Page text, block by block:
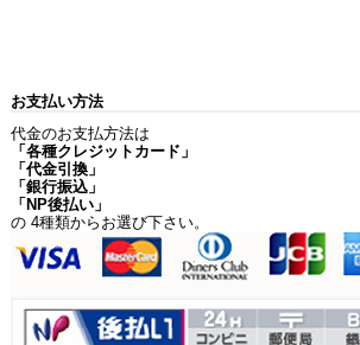
お支払い方法
代金のお支払方法は
「各種クレジットカード」
「代金引換」
「銀行振込」
「NP後払い」
の 4種類からお選び下さい。